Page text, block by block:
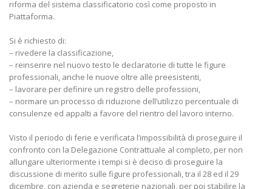
riforma del sistema classificatorio così come proposto in
Piattaforma.
Si è richiesto di:
– rivedere la classificazione,
– reinserire nel nuovo testo le declaratorie di tutte le figure
professionali, anche le nuove oltre alle preesistenti,
– lavorare per definire un registro delle professioni,
– normare un processo di riduzione dell’utilizzo percentuale di
consulenze ed appalti a favore del rientro del lavoro interno.
Visto il periodo di ferie e verificata l’impossibilità di proseguire il
confronto con la Delegazione Contrattuale al completo, per non
allungare ulteriormente i tempi si è deciso di proseguire la
discussione di merito sulle figure professionali, tra il 28 ed il 29
dicembre, con azienda e segreterie nazionali, per poi stabilire la